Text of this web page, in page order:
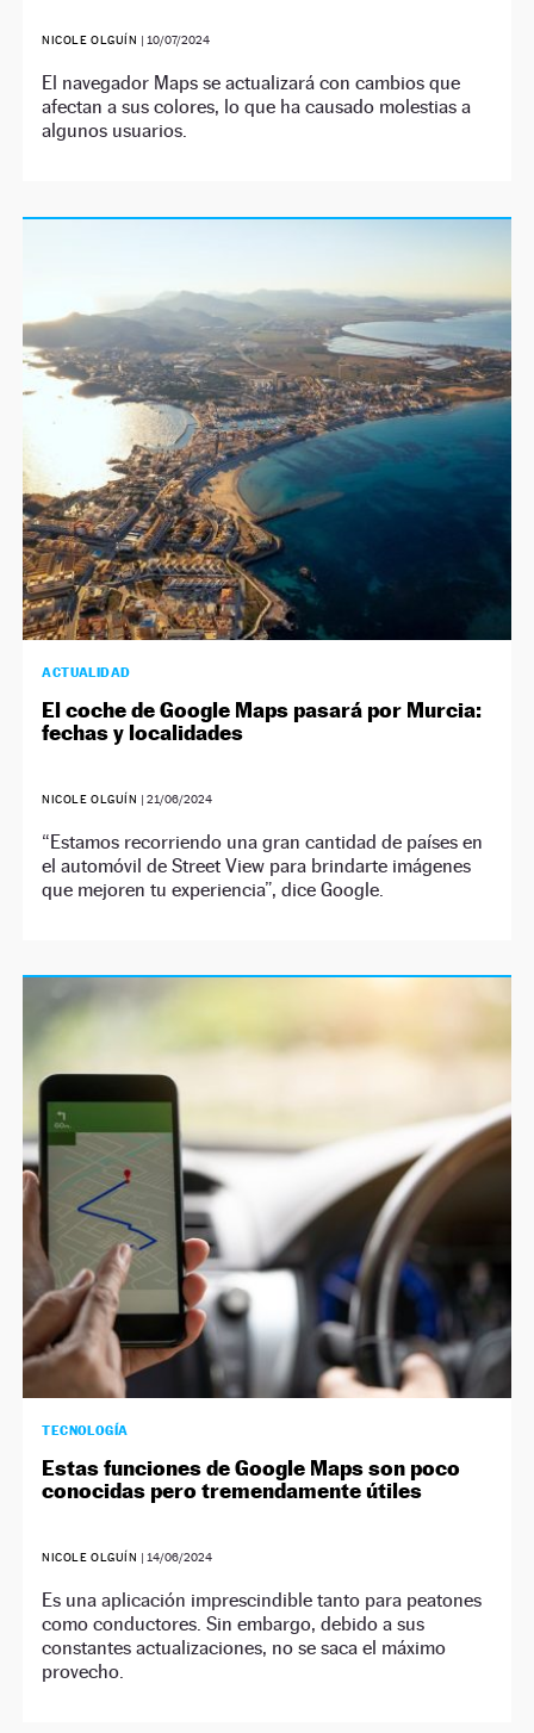
NICOLE OLGUÍN | 10/07/2024
El navegador Maps se actualizará con cambios que
afectan a sus colores, lo que ha causado molestias a
algunos usuarios.
ACTUALIDAD
El coche de Google Maps pasará por Murcia:
fechas y localidades
NICOLE OLGUÍN | 21/06/2024
“Estamos recorriendo una gran cantidad de países en
el automóvil de Street View para brindarte imágenes
que mejoren tu experiencia”, dice Google.
TECNOLOGÍA
Estas funciones de Google Maps son poco
conocidas pero tremendamente útiles
NICOLE OLGUÍN | 14/06/2024
Es una aplicación imprescindible tanto para peatones
como conductores. Sin embargo, debido a sus
constantes actualizaciones, no se saca el máximo
provecho.